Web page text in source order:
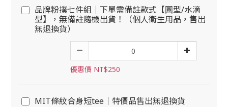
品牌粉撲七件組｜下單需備註款式【圓型/水滴
型】，無備註隨機出貨！（個人衛生用品，售出
無退換貨）
優惠價 NT$250
MIT條紋合身短tee｜特價品售出無退換貨